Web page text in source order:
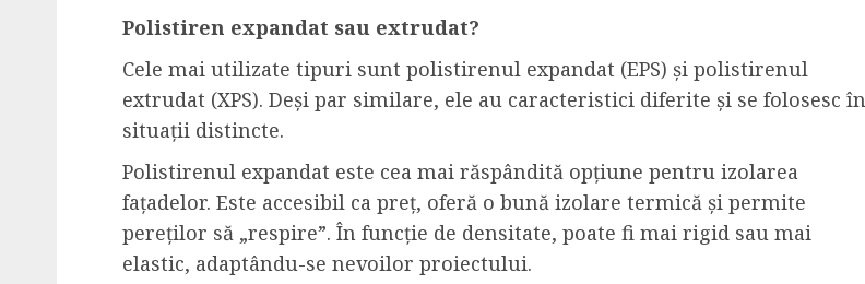
Polistiren expandat sau extrudat?
Cele mai utilizate tipuri sunt polistirenul expandat (EPS) și polistirenul
extrudat (XPS). Deși par similare, ele au caracteristici diferite și se folosesc în
situații distincte.
Polistirenul expandat este cea mai răspândită opțiune pentru izolarea
fațadelor. Este accesibil ca preț, oferă o bună izolare termică și permite
pereților să „respire”. În funcție de densitate, poate fi mai rigid sau mai
elastic, adaptându-se nevoilor proiectului.